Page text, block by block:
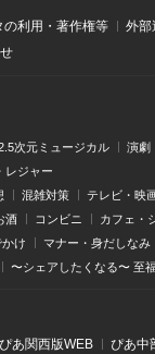
の利用・著作権等 外部
次元ミュージカル 演劇
レジャー
混雑対策 テレビ・映
酒 コンビニ カフェ・
かけ マナー・身だしなみ
〜シェアしたくなる〜 至
ぴあ関⻄版WEB ぴあ中